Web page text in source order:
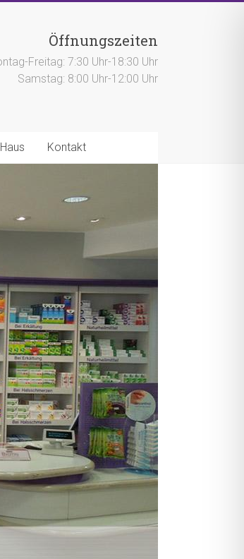
Öffnungszeiten
Freitag: 7:30 Uhr-18:30 Uhr
Samstag: 8:00 Uhr-12:00 Uhr
Kontakt